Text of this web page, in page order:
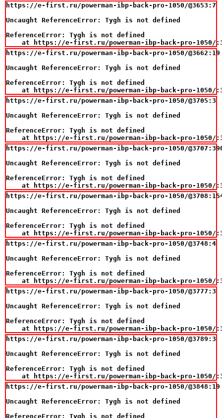
https://e-first.ru/powerman-ibp-back-pro-1050/@3653:7
Uncaught ReferenceError: Tygh is not defined
ReferenceError: Tygh is not defined
at https://e-first.ru/powerman-ibp-back-pro-1050/
https://e-first.ru/powerman-ibp-back-pro-1050/@3662:19
Uncaught ReferenceError: Tygh is not defined
ReferenceError: Tygh is not defined
at https://e-first.ru/powerman-ibp-back-pro-1050/
https://e-first.ru/powerman-ibp-back-pro-1050/@3705:3
Uncaught ReferenceError: Tygh is not defined
ReferenceError: Tygh is not defined
at https://e-first.ru/powerman-ibp-back-pro-1050/
https://e-first.ru/powerman-ibp-back-pro-1050/
Uncaught ReferenceError: Tygh is not defined
ReferenceError: Tygh is not defined
at https://e-first.ru/powerman-ibp-back-pro-1050/
https://e-first.ru/powerman-ibp-back-pro-1050/
Uncaught ReferenceError: Tygh is not defined
ReferenceError: Tygh is not defined
at https://e-first.ru/powerman-ibp-back-pro-1050/
https://e-first.ru/powerman-ibp-back-pro-1050/@3748:4
Uncaught ReferenceError: Tygh is not defined
ReferenceError: Tygh is not defined
at https://e-first.ru/powerman-ibp-back-pro-1050/
https://e-first.ru/powerman-ibp-back-pro-1050/@3777:3
Uncaught ReferenceError: Tygh is not defined
ReferenceError: Tygh is not defined
at https://e-first.ru/powerman-ibp-back-pro-1050/
https://e-first.ru/powerman-ibp-back-pro-1050/@3789:3
Uncaught ReferenceError: Tygh is not defined
ReferenceError: Tygh is not defined
at https://e-first.ru/powerman-ibp-back-pro-1050/
https://e-first.ru/powerman-ibp-back-pro-1050/@3848:19
Uncaught ReferenceError: Tygh is not defined
ReferenceError: Tygh is not defined